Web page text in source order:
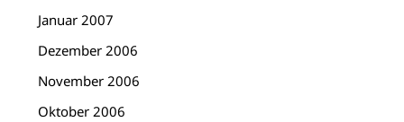
Januar 2007
Dezember 2006
November 2006
Oktober 2006